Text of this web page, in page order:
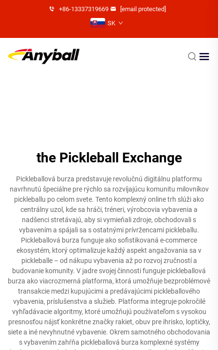
+86-13337319669
[email protected]
SK
the Pickleball Exchange
Pickleballová burza predstavuje revolučnú digitálnu platformu
navrhnutú špeciálne pre rýchlo sa rozvíjajúcu komunitu milovníkov
pickleballu po celom svete. Tento komplexný online trh slúži ako
centrálny uzol, kde sa hráči, tréneri, výrobcovia vybavenia a
nadšenci stretávajú, aby si vymieňali zdroje, obchodovali s
vybavením a spájali sa s ostatnými prívržencami pickleballu.
Pickleballová burza funguje ako sofistikovaná e-commerce
ekosystém, ktorý optimalizuje každý aspekt angažovania sa v
pickleballe – od nákupu vybavenia až po rozvoj zručností a
budovanie komunity. V jadre svojej činnosti funguje pickleballová
burza ako viacrozmerná platforma, ktorá umožňuje bezproblémové
transakcie medzi kupujúcimi a predávajúcimi pickleballového
vybavenia, príslušenstva a služieb. Platforma integruje pokročilé
vyhľadávacie algoritmy, ktoré umožňujú používateľom s vysokou
presnosťou nájsť konkrétne značky rakiet, obuv pre ihrisko, loptičky,
siete a iné nevyhnutné vybavenie. Okrem samotného obchodovania
s vybavením zahŕňa pickleballová burza komplexné systémy